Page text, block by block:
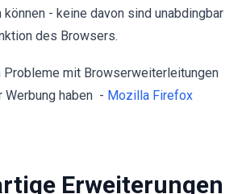
- keine davon sind unabdingbar
des Browsers.
Probleme mit Browserweiterleitungen
Werbung haben - Mozilla Firefox
Erweiterungen